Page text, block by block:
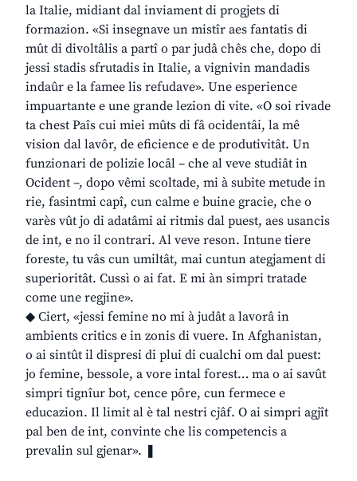
la Italie, midiant dal inviament di progjets di
formazion. «Si insegnave un mistîr aes fantatis di
mût di divoltâlis a partî o par judâ chês che, dopo di
jessi stadis sfrutadis in Italie, a vignivin mandadis
indaûr e la famee lis refudave». Une esperience
impuartante e une grande lezion di vite. «O soi rivade
ta chest Paîs cui miei mûts di fâ ocidentâi, la mê
vision dal lavôr, de eficience e de produtivitât. Un
funzionari de polizie locâl – che al veve studiât in
Ocident –, dopo vêmi scoltade, mi à subite metude in
rie, fasintmi capî, cun calme e buine gracie, che o
varès vût jo di adatâmi ai ritmis dal puest, aes usancis
de int, e no il contrari. Al veve reson. Intune tiere
foreste, tu vâs cun umiltât, mai cuntun ategjament di
superioritât. Cussì o ai fat. E mi àn simpri tratade
come une regjine».
◆ Ciert, «jessi femine no mi à judât a lavorâ in
ambients critics e in zonis di vuere. In Afghanistan,
o ai sintût il dispresi di plui di cualchi om dal puest:
jo femine, bessole, a vore intal forest… ma o ai savût
simpri tignîur bot, cence pôre, cun fermece e
educazion. Il limit al è tal nestri cjâf. O ai simpri agjît
pal ben de int, convinte che lis competencis a
prevalin sul gjenar». ❚